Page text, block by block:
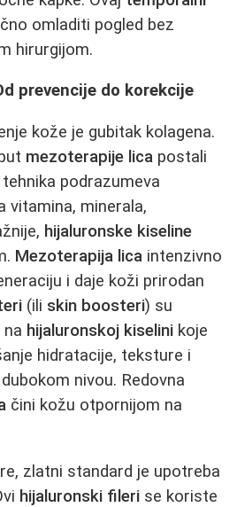
omladiti pogled bez
hirurgijom.
prevencije do korekcije
kože je gubitak kolagena.
mezoterapije lica postali
podrazumeva
vitamina, minerala,
hijaluronske kiseline
Mezoterapija lica intenzivno
i daje koži prirodan
(ili skin boosteri) su
hijaluronskoj kiselini koje
hidratacije, teksture i
nivou. Redovna
čini kožu otpornijom na
zlatni standard je upotreba
hijaluronski fileri se koriste